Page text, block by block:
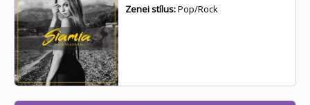
Zenei stílus:Pop/Rock